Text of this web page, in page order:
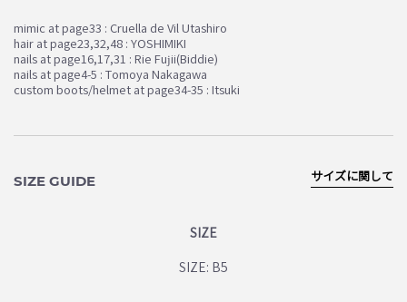
mimic at page33 : Cruella de Vil Utashiro
hair at page23,32,48 : YOSHIMIKI
nails at page16,17,31 : Rie Fujii(Biddie)
nails at page4-5 : Tomoya Nakagawa
custom boots/helmet at page34-35 : Itsuki
SIZE GUIDE
SIZE
SIZE: B5
サイズに関して